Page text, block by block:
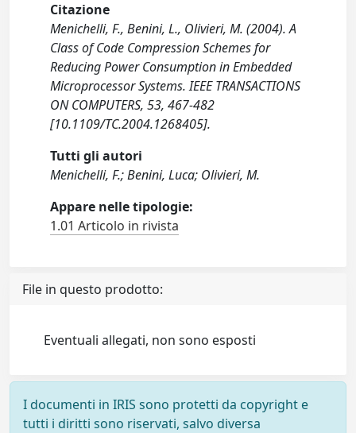
Citazione
Menichelli, F., Benini, L., Olivieri, M. (2004). A
Class of Code Compression Schemes for
Reducing Power Consumption in Embedded
Microprocessor Systems. IEEE TRANSACTIONS
ON COMPUTERS, 53, 467-482
[10.1109/TC.2004.1268405].
Tutti gli autori
Menichelli, F.; Benini, Luca; Olivieri, M.
Appare nelle tipologie:
1.01 Articolo in rivista
File in questo prodotto:
Eventuali allegati, non sono esposti
I documenti in IRIS sono protetti da copyright e
tutti i diritti sono riservati, salvo diversa